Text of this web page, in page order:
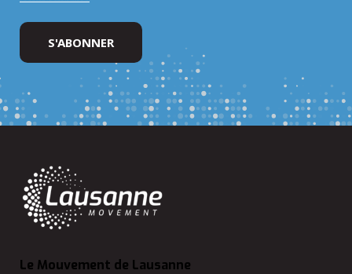
Le Mouvement de Lausanne